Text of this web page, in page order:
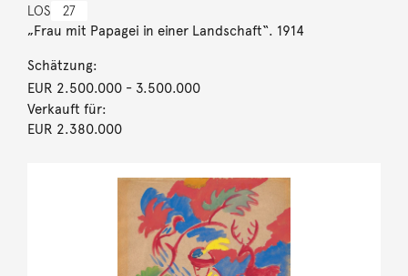
LOS 27
„Frau mit Papagei in einer Landschaft“. 1914
Schätzung:
EUR 2.500.000- 3.500.000
Verkauft für:
EUR 2.380.000